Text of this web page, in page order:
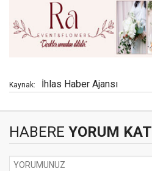
Kaynak: İhlas Haber Ajansı
HABERE YORUM KAT